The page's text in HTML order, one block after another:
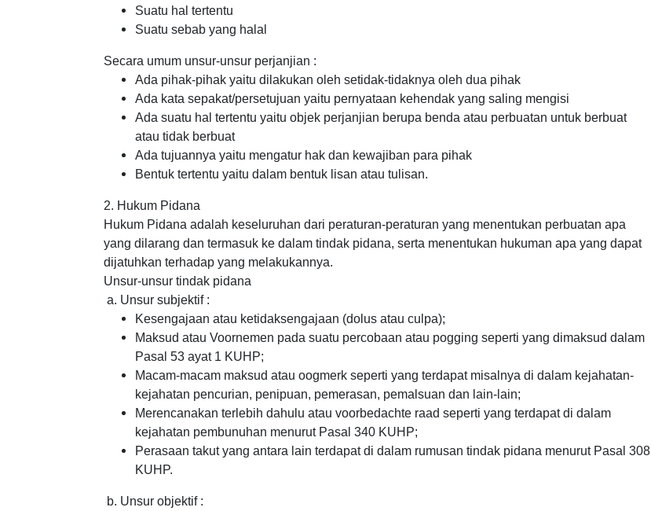
Suatu hal tertentu
Suatu sebab yang halal
Secara umum unsur-unsur perjanjian :
Ada pihak-pihak yaitu dilakukan oleh setidak-tidaknya oleh dua pihak
Ada kata sepakat/persetujuan yaitu pernyataan kehendak yang saling mengisi
Ada suatu hal tertentu yaitu objek perjanjian berupa benda atau perbuatan untuk berbuat
atau tidak berbuat
Ada tujuannya yaitu mengatur hak dan kewajiban para pihak
Bentuk tertentu yaitu dalam bentuk lisan atau tulisan.
2. Hukum Pidana
Hukum Pidana adalah keseluruhan dari peraturan-peraturan yang menentukan perbuatan apa
yang dilarang dan termasuk ke dalam tindak pidana, serta menentukan hukuman apa yang dapat
dijatuhkan terhadap yang melakukannya.
Unsur-unsur tindak pidana
a. Unsur subjektif :
Kesengajaan atau ketidaksengajaan (dolus atau culpa);
Maksud atau Voornemen pada suatu percobaan atau pogging seperti yang dimaksud dalam
Pasal 53 ayat 1 KUHP;
Macam-macam maksud atau oogmerk seperti yang terdapat misalnya di dalam kejahatan-
kejahatan pencurian, penipuan, pemerasan, pemalsuan dan lain-lain;
Merencanakan terlebih dahulu atau voorbedachte raad seperti yang terdapat di dalam
kejahatan pembunuhan menurut Pasal 340 KUHP;
Perasaan takut yang antara lain terdapat di dalam rumusan tindak pidana menurut Pasal 308
KUHP.
b. Unsur objektif :